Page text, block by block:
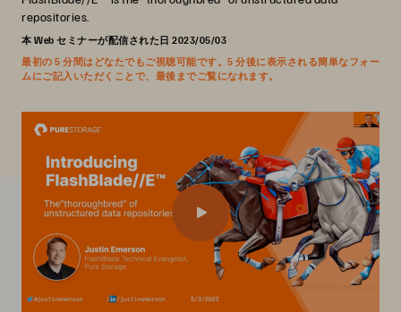
repositories.
本 Web セミナーが配信された日 2023/05/03
最初の 5 分間はどなたでもご視聴可能です。5 分後に表示される簡単なフォー
ムにご記入いただくことで、最後までご覧になれます。